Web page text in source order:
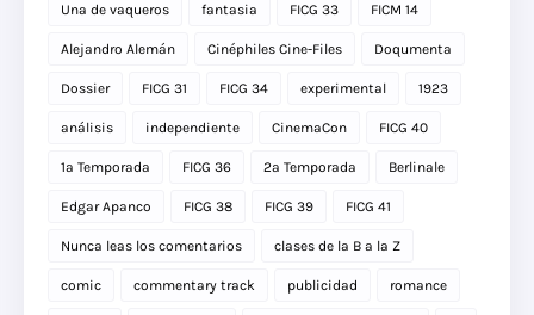
Una de vaqueros fantasia FICG 33 FICM 14
Alejandro Alemán Cinéphiles Cine-Files Doqumenta
Dossier FICG 31 FICG 34 experimental 1923
análisis independiente CinemaCon FICG 40
1a Temporada FICG 36 2a Temporada Berlinale
Edgar Apanco FICG 38 FICG 39 FICG 41
Nunca leas los comentarios clases de la B a la Z
comic commentary track publicidad romance